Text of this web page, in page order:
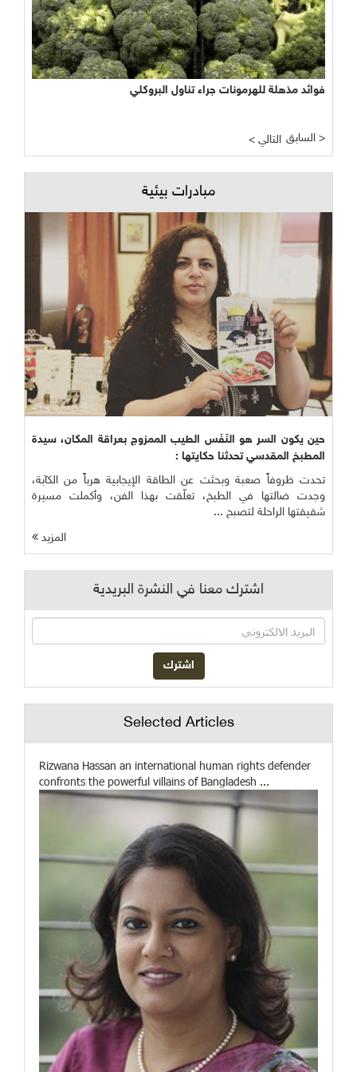
فوائد مذهلة للهرمونات جراء تناول البروكلي
نجاح مبشر وواعد لتجربة الأراضي الرطبة المصطنعة في معالجة
< التالي السابق >
مبادرات بيئية
حين يكون السر هو النَفَس الطيب الممزوج بعراقة المكان، سيدة
المطبخ المقدسي تحدثنا حكايتها :
تحدت ظروفاً صعبة وبحثت عن الطاقة الإيجابية هرباً من الكآبة،
وجدت ضالتها في الطبخ، تعلّقت بهذا الفن، وأكملت مسيرة
شقيقتها الراحلة لتصبح ...
المزيد
اشترك معنا في النشرة البريدية
Selected Articles
Rizwana Hassan an international human rights defender
confronts the powerful villains of Bangladesh ...